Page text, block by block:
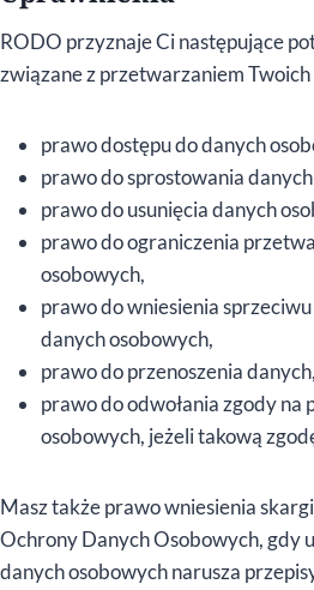
RODO przyznaje Ci następujące
związane z przetwarzaniem
prawo dostępu do danych
prawo do sprostowania
prawo do usunięcia danych
prawo do ograniczenia
osobowych,
prawo do wniesienia
danych osobowych,
prawo do przenoszenia danych,
prawo do odwołania zgody
osobowych, jeżeli takową
Masz także prawo wniesienia
Ochrony Danych Osobowych, gdy
danych osobowych narusza